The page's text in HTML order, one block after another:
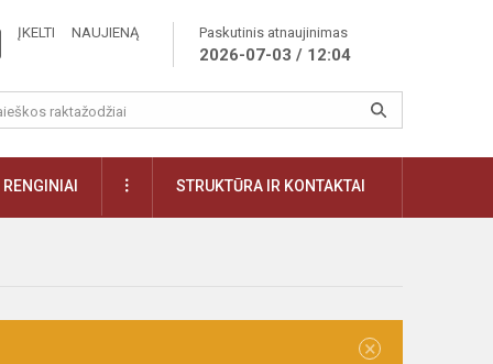
ĮKELTI NAUJIENĄ Paskutinis atnaujinimas
2026-07-03 / 12:04
RENGINIAI STRUKTŪRA IR KONTAKTAI
×